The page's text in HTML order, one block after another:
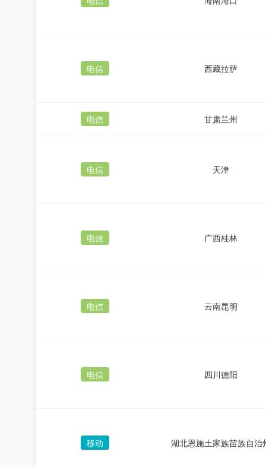
电信 西藏拉萨
电信 甘肃兰州
电信 天津
电信 广西桂林
电信 云南昆明
电信 四川德阳
移动 湖北恩施土家族苗族自治